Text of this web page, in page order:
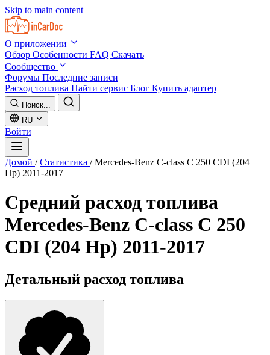
Skip to main content
О приложении
Обзор Особенности FAQ Скачать
Сообщество
Форумы Последние записи
Расход топлива Найти сервис Блог Купить адаптер
Поиск...
RU
Войти
Домой / Статистика / Mercedes-Benz C-class C 250 CDI (204
Hp) 2011-2017
Средний расход топлива
Mercedes-Benz C-class C 250
CDI (204 Hp) 2011-2017
Детальный расход топлива